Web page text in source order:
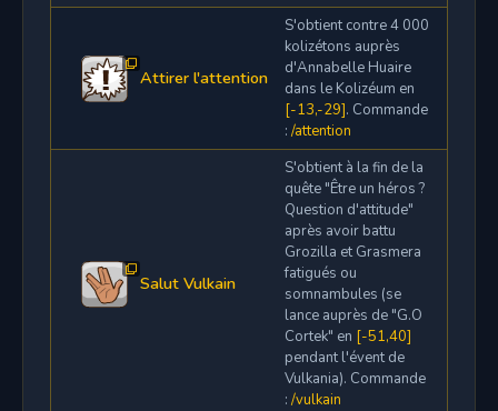
Attirer l'attention
S'obtient contre 4 000
kolizétons auprès
d'Annabelle Huaire
dans le Kolizéum en
[-13,-29]. Commande
: /attention
Salut Vulkain
S'obtient à la fin de la
quête "Être un héros ?
Question d'attitude"
après avoir battu
Grozilla et Grasmera
fatigués ou
somnambules (se
lance auprès de "G.O
Cortek" en [-51,40]
pendant l'évent de
Vulkania). Commande
: /vulkain